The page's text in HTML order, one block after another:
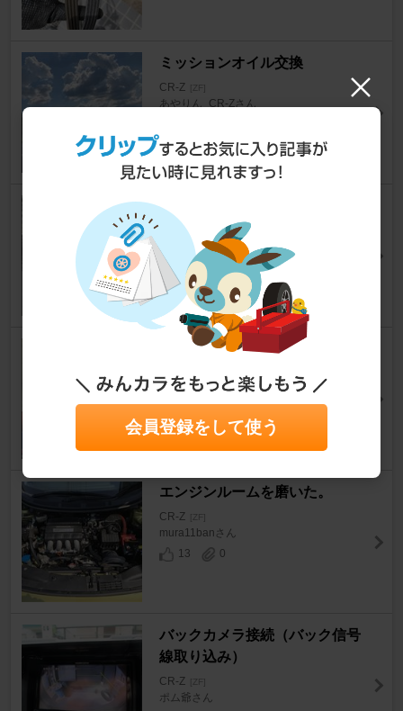
ミッションオイル交換
CR-Z [ZF]
あやりん_CR-Zさん
穴あけと黒錆転換
CR-Z
あーるでーさん
22
エンジン内部洗浄剤を使ってみ
CR-Z
4
0
エンジンルームを磨いた。
CR-Z [ZF]
mura11banさん
13
0
バックカメラ接続（バック信号
線取り込み）
CR-Z [ZF]
ポム爺さん
会員登録をして使う